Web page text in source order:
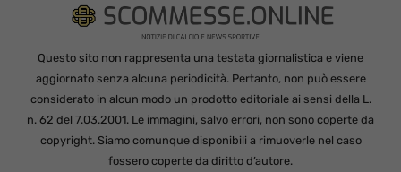
Questo sito non rappresenta una testata giornalistica e viene
aggiornato senza alcuna periodicità. Pertanto, non può essere
considerato in alcun modo un prodotto editoriale ai sensi della L.
n. 62 del 7.03.2001. Le immagini, salvo errori, non sono coperte da
copyright. Siamo comunque disponibili a rimuoverle nel caso
fossero coperte da diritto d’autore.